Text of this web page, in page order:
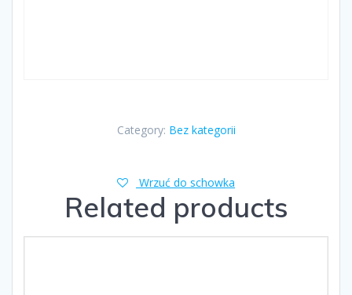
Category: Bez kategorii
Wrzuć do schowka
Related products